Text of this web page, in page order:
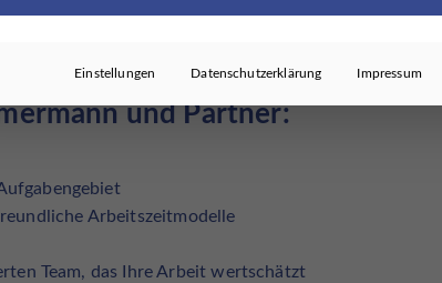
und Partner:
Arbeitszeitmodelle
Team, das Ihre Arbeit wertschätzt
Einstellungen Datenschutzerklärung Impressum